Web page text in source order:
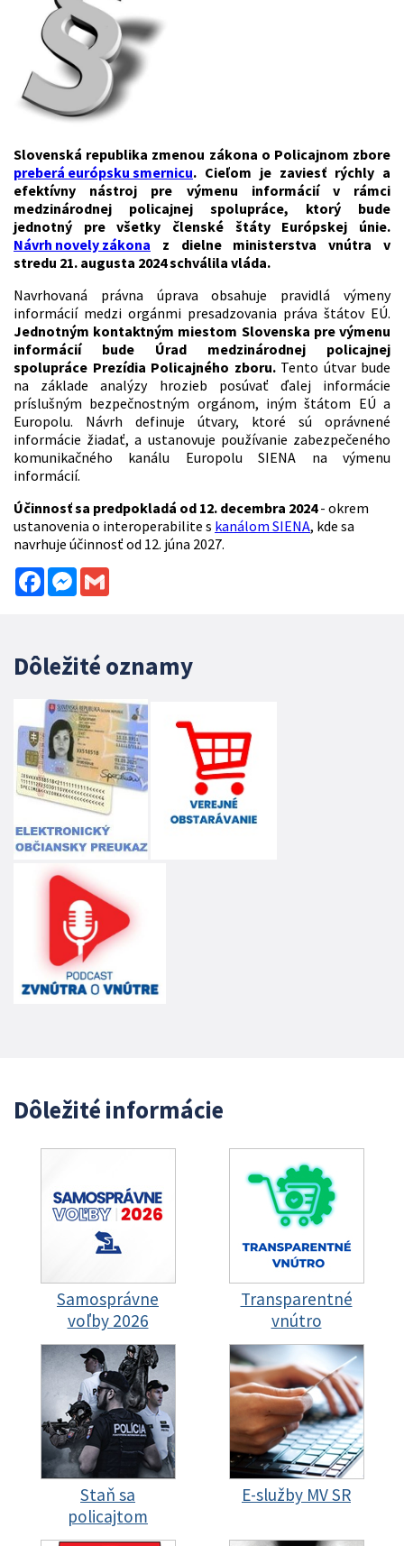
Slovenská republika zmenou zákona o Policajnom zbore
preberá európsku smernicu. Cieľom je zaviesť rýchly a
efektívny nástroj pre výmenu informácií v rámci
medzinárodnej policajnej spolupráce, ktorý bude
jednotný pre všetky členské štáty Európskej únie.
Návrh novely zákona z dielne ministerstva vnútra v
stredu 21. augusta 2024 schválila vláda.
Navrhovaná právna úprava obsahuje pravidlá výmeny
informácií medzi orgánmi presadzovania práva štátov EÚ.
Jednotným kontaktným miestom Slovenska pre výmenu
informácií bude Úrad medzinárodnej policajnej
spolupráce Prezídia Policajného zboru. Tento útvar bude
na základe analýzy hrozieb posúvať ďalej informácie
príslušným bezpečnostným orgánom, iným štátom EÚ a
Europolu. Návrh definuje útvary, ktoré sú oprávnené
informácie žiadať, a ustanovuje používanie zabezpečeného
komunikačného kanálu Europolu SIENA na výmenu
informácií.
Účinnosť sa predpokladá od 12. decembra 2024- okrem
ustanovenia o interoperabilite s kanálom SIENA, kde sa
navrhuje účinnosť od 12. júna 2027.
FacebookMessenger
Dôležité oznamy
Dôležité informácie
Samosprávne
voľby 2026
Transparentné
vnútro
Staň sa
policajtom
E-služby MV SR